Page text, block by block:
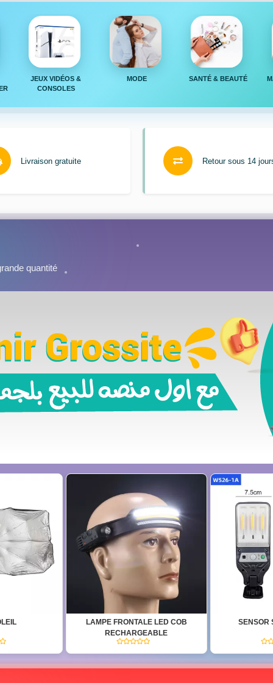
JEUX VIDÉOS &
CONSOLES
MODE SANTÉ & BEAUTÉ
Livraison gratuite Retour sous 14
quantité
LED COB
SENSOR STREET LAMP
SUPPORT